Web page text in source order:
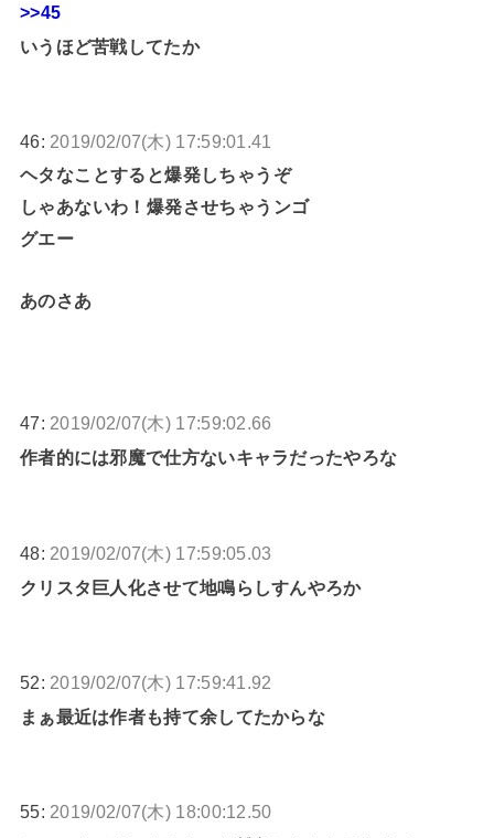
>>45
いうほど苦戦してたか
46: 2019/02/07(木) 17:59:01.41
ヘタなことすると爆発しちゃうぞ
しゃあないわ！爆発させちゃうンゴ
グエー
あのさあ
47: 2019/02/07(木) 17:59:02.66
作者的には邪魔で仕方ないキャラだったやろな
48: 2019/02/07(木) 17:59:05.03
クリスタ巨人化させて地鳴らしすんやろか
52: 2019/02/07(木) 17:59:41.92
まぁ最近は作者も持て余してたからな
55: 2019/02/07(木) 18:00:12.50